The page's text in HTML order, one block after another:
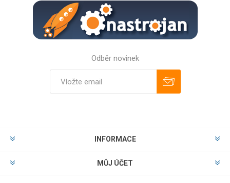
Odběr novinek
INFORMACE
MŮJ ÚČET